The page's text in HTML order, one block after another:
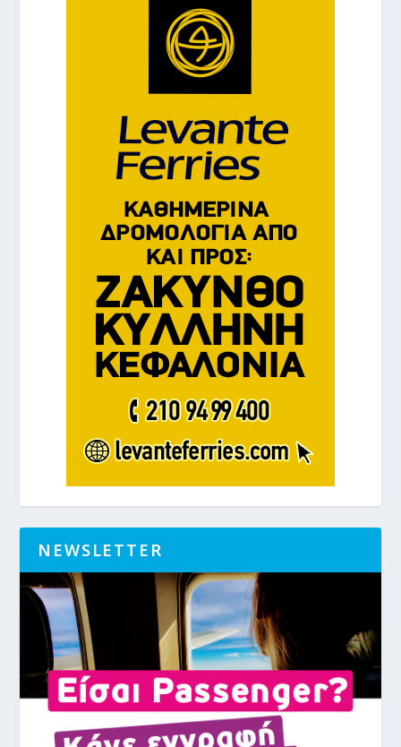
NEWSLETTER